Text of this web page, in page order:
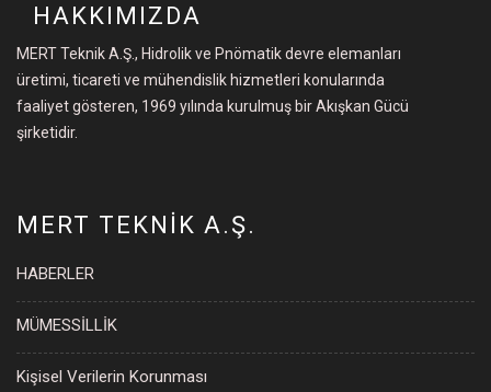
HAKKIMIZDA
MERT Teknik A.Ş., Hidrolik ve Pnömatik devre elemanları
üretimi, ticareti ve mühendislik hizmetleri konularında
faaliyet gösteren, 1969 yılında kurulmuş bir Akışkan Gücü
şirketidir.
MERT TEKNİK A.Ş.
HABERLER
MÜMESSİLLİK
Kişisel Verilerin Korunması